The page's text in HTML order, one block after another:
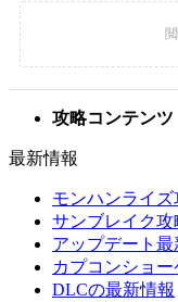
攻略コンテンツ
最新情報
モンハンライ
サンブレイク攻
アップデート最
カプコンショ
DLCの最新情報